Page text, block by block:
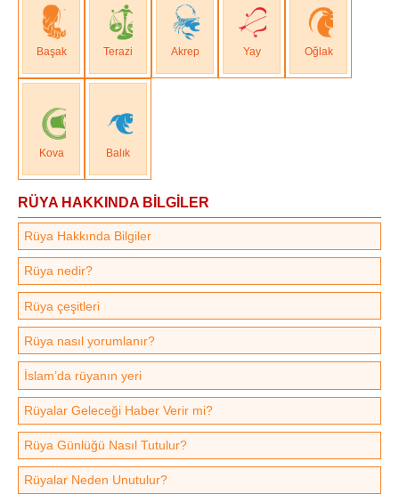
Başak Terazi Akrep Yay Oğlak
Kova Balık
RÜYA HAKKINDA BİLGİLER
Rüya Hakkında Bilgiler
Rüya nedir?
Rüya çeşitleri
Rüya nasıl yorumlanır?
İslam’da rüyanın yeri
Rüyalar Geleceği Haber Verir mi?
Rüya Günlüğü Nasıl Tutulur?
Rüyalar Neden Unutulur?